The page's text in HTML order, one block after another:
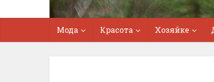
Мода Красота Хозяйке